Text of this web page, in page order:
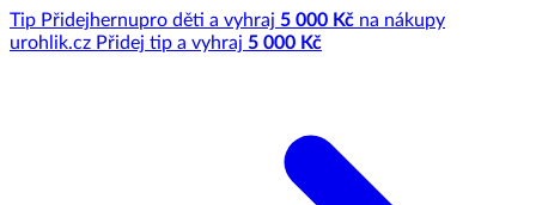
Tip Přidejhernupro děti a vyhraj 5 000 Kč na nákupy
urohlik.cz Přidej tip a vyhraj 5 000 Kč